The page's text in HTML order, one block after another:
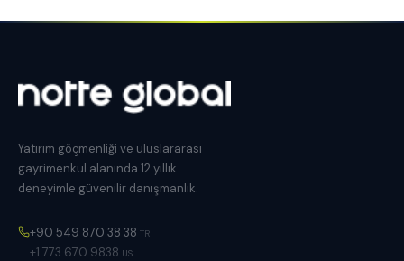
Yatırım göçmenliği ve uluslararası
gayrimenkul alanında 12 yıllık
deneyimle güvenilir danışmanlık.
+90 549 870 38 38 TR
+1 773 670 9838 US